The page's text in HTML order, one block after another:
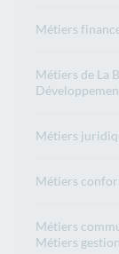
Métiers
Métiers de La
Métiers
Métiers
Métiers
Métiers